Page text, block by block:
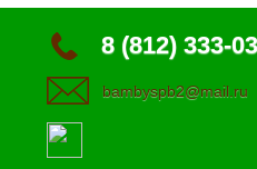
8 (812) 333-
bambyspb2@mail.ru